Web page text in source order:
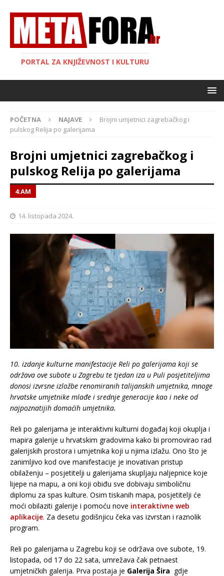
PORTAL ZA KNJIŽEVNOST I KULTURU
POČETNA NAJAVE
Brojni umjetnici zagrebačkog i
pulskog Relija po galerijama
Brojni umjetnici zagrebačkog i
pulskog Relija po galerijama
4:AM
14. listopada 2024.
10. izdanje kulturne manifestacije Reli po galerijama koji se
održava ove subote u Zagrebu te tjedan iza u Puli posjetiteljima
donosi izvrsne izložbe renomiranih talijanskih umjetnika, mnoge
hrvatske umjetnike mlađe i srednje generacije kao i neke od
najpoznatijih domaćih umjetnika.
Reli po galerijama je interaktivni kulturni događaj koji okuplja i
mapira galerije u hrvatskim gradovima kako bi promovirao rad
galerijskih prostora i umjetnika koji u njima izlažu. Ono što je
zanimljivo kod ove manifestacije je inovativan pristup
obilaženju – posjetitelji u galerijama skupljaju naljepnice koje
lijepe na mapu, a oni koji obiđu sve dobivaju simboličnu
diplomu za spas kulture. Osim tiskanih mapa, posjetitelji će
moći obilaziti galerije i pomoću nove interaktivne web
aplikacije. Za desetu godišnjicu čeka vas izvrstan i raznolik
program.
Reli po galerijama u Zagrebu koji se održava ove subote, 19.
listopada, od 17 do 22 sata, umrežava čak petnaest
umjetničkih galerija. Prva postaja je Galerija Šira gdje